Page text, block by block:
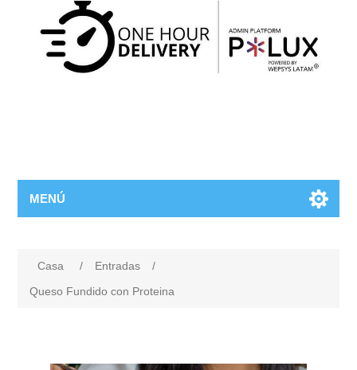
MENÚ
Casa / Entradas
/
Queso Fundido con Proteina